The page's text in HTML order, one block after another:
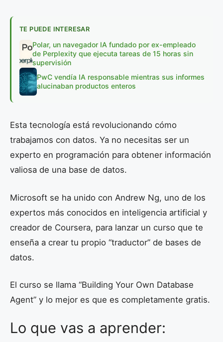
TE PUEDE INTERESAR
Polar, un navegador IA fundado por ex-empleado
de Perplexity que ejecuta tareas de 15 horas sin
supervisión
PwC vendía IA responsable mientras sus informes
alucinaban productos enteros
Esta tecnología está revolucionando cómo
trabajamos con datos. Ya no necesitas ser un
experto en programación para obtener información
valiosa de una base de datos.
Microsoft se ha unido con Andrew Ng, uno de los
expertos más conocidos en inteligencia artificial y
creador de Coursera, para lanzar un curso que te
enseña a crear tu propio “traductor” de bases de
datos.
El curso se llama “Building Your Own Database
Agent” y lo mejor es que es completamente gratis.
Lo que vas a aprender: